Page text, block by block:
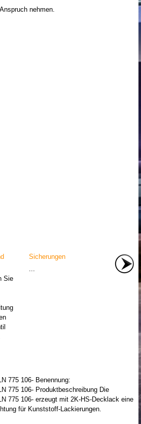
nehmen.
Sie
Sicherungen
...
775 106- Benennung:
775 106- Produktbeschreibung Die
775 106- erzeugt mit 2K-HS-Decklack eine
für Kunststoff-Lackierungen.